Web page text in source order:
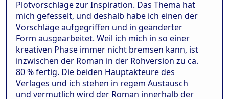
Plotvorschläge zur Inspiration. Das Thema hat
mich gefesselt, und deshalb habe ich einen der
Vorschläge aufgegriffen und in geänderter
Form ausgearbeitet. Weil ich mich in so einer
kreativen Phase immer nicht bremsen kann, ist
inzwischen der Roman in der Rohversion zu ca.
80 % fertig. Die beiden Hauptakteure des
Verlages und ich stehen in regem Austausch
und vermutlich wird der Roman innerhalb der